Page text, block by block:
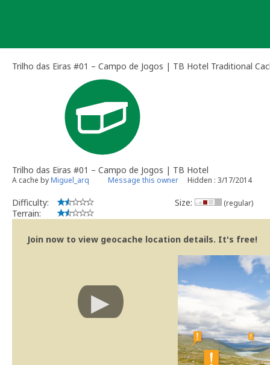
Trilho das Eiras #01 – Campo de Jogos | TB Hotel Traditional
Trilho das Eiras #01 – Campo de Jogos | TB Hotel
A cache byMiguel_arq Message this owner Hidden : 3/17/2014
Difficulty:
Terrain:
Size: (regular)
Join now to view geocache location details. It's free!